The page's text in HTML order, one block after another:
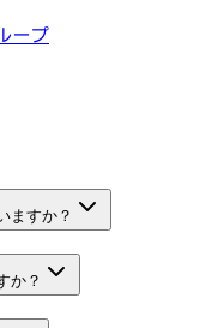
ープ
ますか？
か？